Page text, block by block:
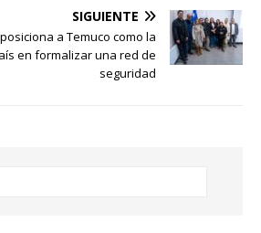
SIGUIENTE
a Temuco como la
en formalizar una red de
seguridad